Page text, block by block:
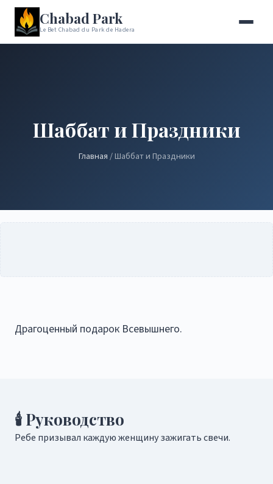
Chabad Park
Le Bet Chabad du Park de Hadera
Шаббат и Праздники
Главная/ Шаббат и Праздники
Драгоценный подарок Всевышнего.
🕯️ Руководство
Ребе призывал каждую женщину зажигать свечи.